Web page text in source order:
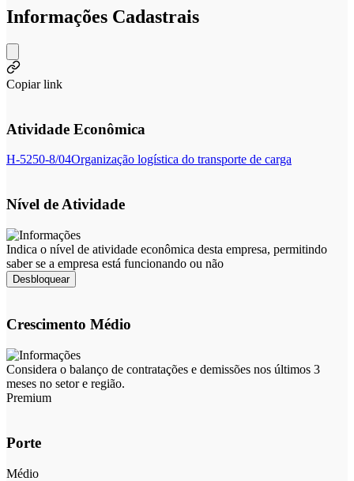
Informações Cadastrais
Copiar link
Atividade Econômica
H-5250-8/04Organização logística do transporte de carga
Nível de Atividade
Indica o nível de atividade econômica desta empresa, permitindo
saber se a empresa está funcionando ou não
Desbloquear
Crescimento Médio
Considera o balanço de contratações e demissões nos últimos 3
meses no setor e região.
Premium
Porte
Médio